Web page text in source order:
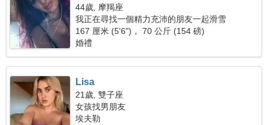
44歲, 摩羯座
我正在尋找一個精力充沛的朋友一起滑雪
167 厘米 (5'6")， 70 公斤 (154 磅)
婚禮
Lisa
21歲, 雙子座
女孩找男朋友
埃夫勒